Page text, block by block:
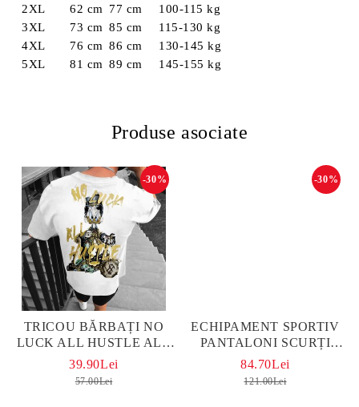
2XL
62 cm 77 cm
100-115 kg
3XL
73 cm 85 cm
115-130 kg
4XL
76 cm 86 cm
130-145 kg
5XL
81 cm 89 cm 145-155 kg
Produse asociate
TRICOU BĂRBAȚI NO
LUCK ALL HUSTLE ALB
OVERSIZED
-30%
39.90Lei
57.00Lei
ЕCHIPAMENT SPORTIV
PANTALONI SCURȚI
PLUTO NEGRO
-30%
84.70Lei
121.00Lei